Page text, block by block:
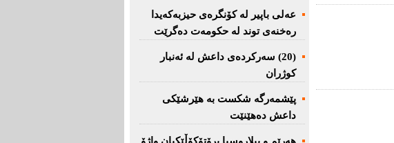
عەلی باپیر لە کۆنگرەی حیزبەکەیدا
رەخنەی توند لە حکومەت دەگرێت
(20) سه‌ركرده‌ی داعش لە ئەنبار
کوژران
پێشمەرگە شكست بە هێرشێكی
داعش دەهێنێت